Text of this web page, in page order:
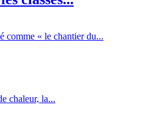
comme « le chantier du...
chaleur, la...